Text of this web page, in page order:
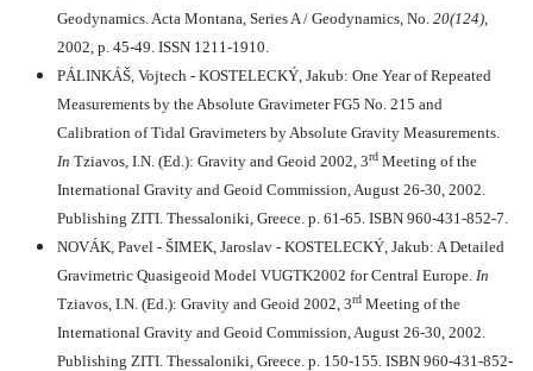
Geodynamics. Acta Montana, Series A / Geodynamics, No. 20(124),
2002, p. 45-49. ISSN 1211-1910.
PÁLINKÁŠ, Vojtech - KOSTELECKÝ, Jakub: One Year of Repeated
Measurements by the Absolute Gravimeter FG5 No. 215 and
Calibration of Tidal Gravimeters by Absolute Gravity Measurements.
In Tziavos, I.N. (Ed.): Gravity and Geoid 2002, 3rd Meeting of the
International Gravity and Geoid Commission, August 26-30, 2002.
Publishing ZITI. Thessaloniki, Greece. p. 61-65. ISBN 960-431-852-7.
NOVÁK, Pavel - ŠIMEK, Jaroslav - KOSTELECKÝ, Jakub: A Detailed
Gravimetric Quasigeoid Model VUGTK2002 for Central Europe. In
Tziavos, I.N. (Ed.): Gravity and Geoid 2002, 3rd Meeting of the
International Gravity and Geoid Commission, August 26-30, 2002.
Publishing ZITI. Thessaloniki, Greece. p. 150-155. ISBN 960-431-852-